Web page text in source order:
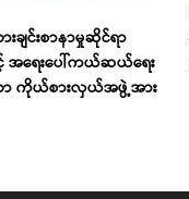
င်းစာနာမှုဆိုင်ရာ
ရေးပေါ်ကယ်ဆယ်ရေး
ာ ကိုယ်စားလှယ်အဖွဲ့အား